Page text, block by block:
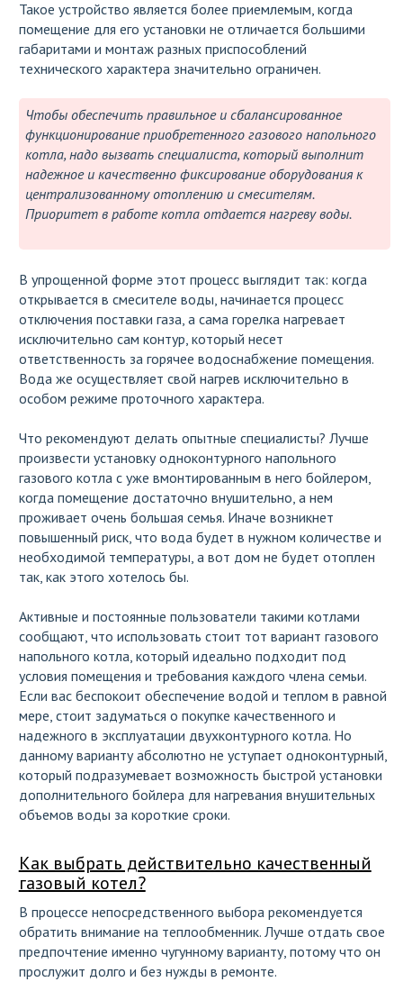
Такое устройство является более приемлемым, когда
помещение для его установки не отличается большими
габаритами и монтаж разных приспособлений
технического характера значительно ограничен.
Чтобы обеспечить правильное и сбалансированное
функционирование приобретенного газового напольного
котла, надо вызвать специалиста, который выполнит
надежное и качественно фиксирование оборудования к
централизованному отоплению и смесителям.
Приоритет в работе котла отдается нагреву воды.
В упрощенной форме этот процесс выглядит так: когда
открывается в смесителе воды, начинается процесс
отключения поставки газа, а сама горелка нагревает
исключительно сам контур, который несет
ответственность за горячее водоснабжение помещения.
Вода же осуществляет свой нагрев исключительно в
особом режиме проточного характера.
Что рекомендуют делать опытные специалисты? Лучше
произвести установку одноконтурного напольного
газового котла с уже вмонтированным в него бойлером,
когда помещение достаточно внушительно, а нем
проживает очень большая семья. Иначе возникнет
повышенный риск, что вода будет в нужном количестве и
необходимой температуры, а вот дом не будет отоплен
так, как этого хотелось бы.
Активные и постоянные пользователи такими котлами
сообщают, что использовать стоит тот вариант газового
напольного котла, который идеально подходит под
условия помещения и требования каждого члена семьи.
Если вас беспокоит обеспечение водой и теплом в равной
мере, стоит задуматься о покупке качественного и
надежного в эксплуатации двухконтурного котла. Но
данному варианту абсолютно не уступает одноконтурный,
который подразумевает возможность быстрой установки
дополнительного бойлера для нагревания внушительных
объемов воды за короткие сроки.
Как выбрать действительно качественный
газовый котел?
В процессе непосредственного выбора рекомендуется
обратить внимание на теплообменник. Лучше отдать свое
предпочтение именно чугунному варианту, потому что он
прослужит долго и без нужды в ремонте.